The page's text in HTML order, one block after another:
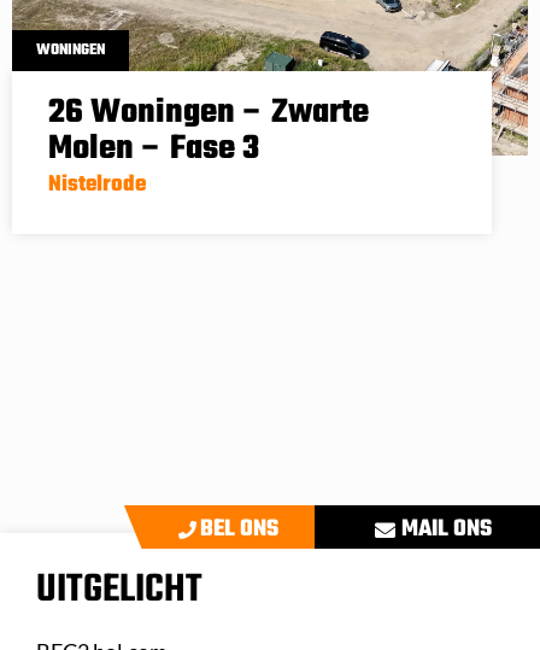
WONINGEN
26 Woningen – Zwarte
Molen – Fase 3
Nistelrode
BEL ONS MAIL ONS
UITGELICHT